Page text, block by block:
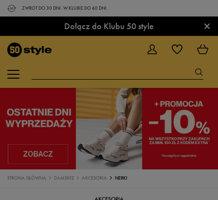
ZWROT DO 30 DNI. W KLUBIE DO 60 DNI.
Dołącz do Klubu 50 style ×
STRONA GŁÓWNA DAMSKIE AKCESORIA NERKI